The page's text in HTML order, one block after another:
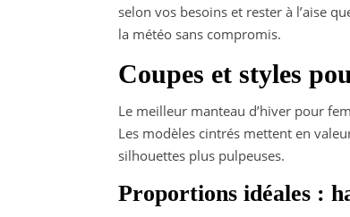
selon vos besoins et rester à l’aise
la météo sans compromis.
Coupes et styles
Le meilleur manteau d’hiver pour
Les modèles cintrés mettent en
silhouettes plus pulpeuses.
Proportions idéales :